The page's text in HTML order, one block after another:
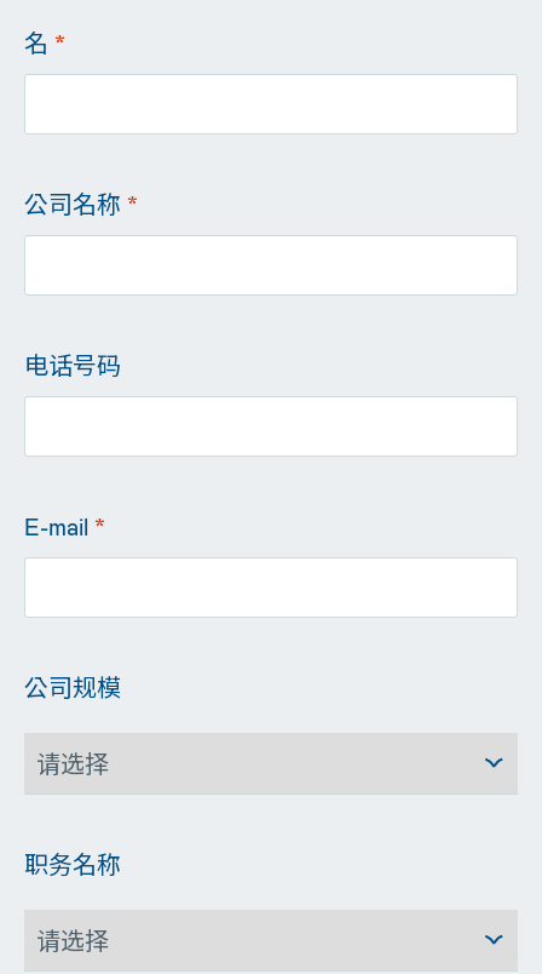
名 *
公司名称 *
电话号码
E-mail *
公司规模
职务名称